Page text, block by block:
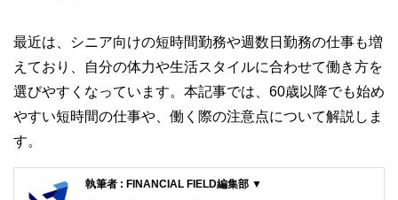
最近は、シニア向けの短時間勤務や週数日勤務の仕事も増
えており、自分の体力や生活スタイルに合わせて働き方を
選びやすくなっています。本記事では、60歳以降でも始め
やすい短時間の仕事や、働く際の注意点について解説しま
す。
執筆者 : FINANCIAL FIELD編集部 ▼